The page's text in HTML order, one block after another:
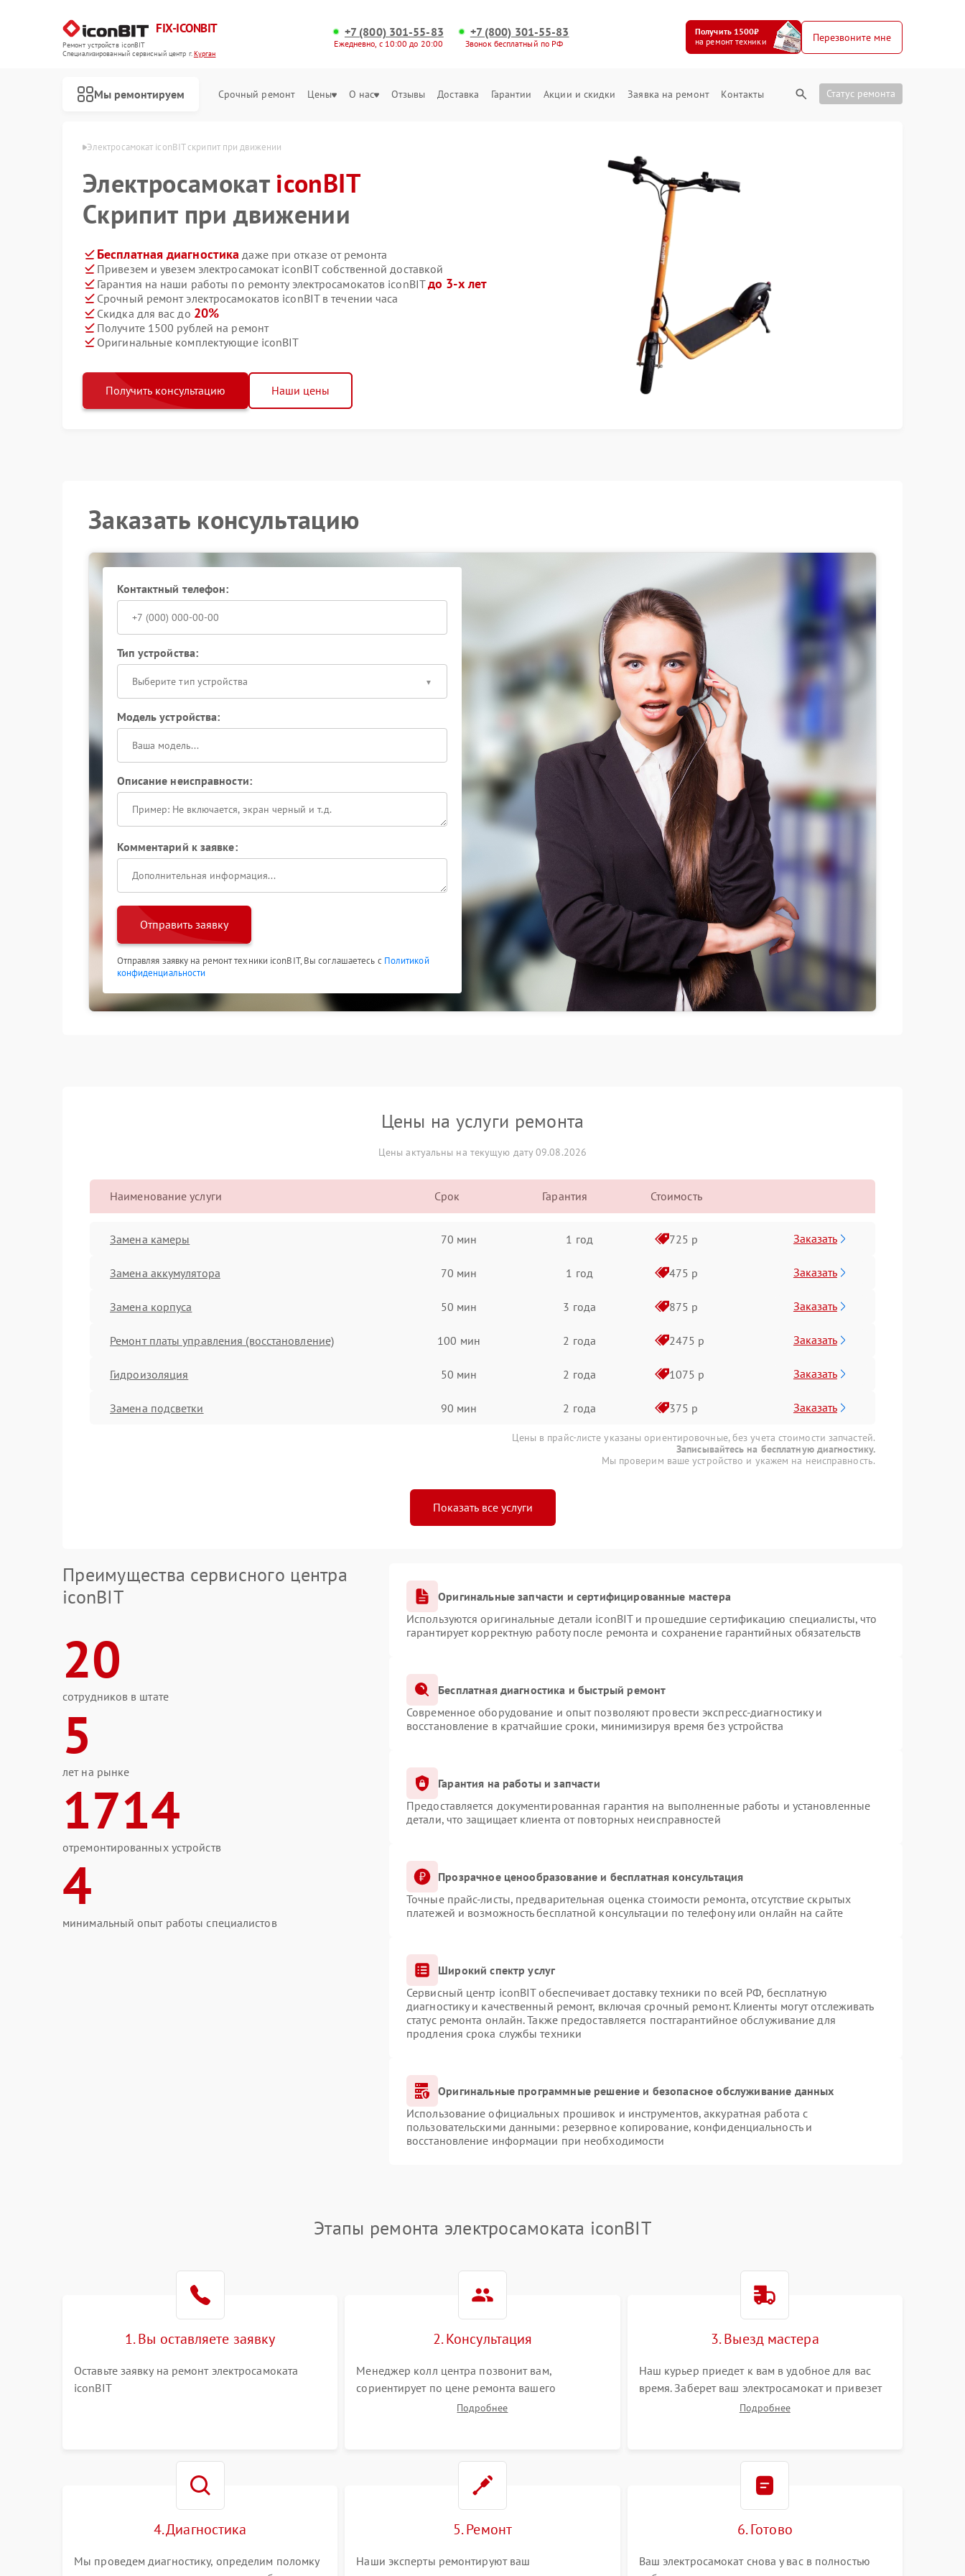
FIX-ICONBIT
Ремонт устройств iconBIT
Специализированный cервисный центр г.Курган
+7 (800) 301-55-83
Ежедневно, с 10:00 до 20:00
+7 (800) 301-55-83
Звонок бесплатный по РФ
Получить 1500₽
на ремонт техники
Перезвоните мне
Мы ремонтируем Срочный ремонт Цены О нас Отзывы Доставка Гарантии Акции и скидки Заявка на ремонт Контакты Статус ремонта
Электросамокат iconBIT скрипит при движении
ЭлектросамокатiconBIT
Скрипит при движении
Бесплатная диагностика даже при отказе от ремонта
Привезем и увезем электросамокат iconBIT собственной доставкой
Гарантия на наши работы по ремонту электросамокатов iconBITдо 3-х лет
Срочный ремонт электросамокатов iconBIT в течении часа
Скидка для вас до 20%
Получите 1500 рублей на ремонт
Оригинальные комплектующие iconBIT
Получить консультацию Наши цены
Заказать консультацию
Контактный телефон:
Тип устройства:
Выберите тип устройства
Модель устройства:
Описание неисправности:
Комментарий к заявке:
Отправить заявку
Отправляя заявку на ремонт техники iconBIT, Вы соглашаетесь с Политикой
конфиденциальности
Цены на услуги ремонта
Цены актуальны на текущую дату 09.08.2026
Наименование услуги Срок Гарантия Стоимость
Замена камеры 70 мин 1 год 725 р Заказать
Замена аккумулятора 70 мин 1 год 475 р Заказать
Замена корпуса 50 мин 3 года 875 р Заказать
Ремонт платы управления (восстановление) 100 мин 2 года 2475 р Заказать
Гидроизоляция 50 мин 2 года 1075 р Заказать
Замена подсветки 90 мин 2 года 375 р Заказать
Цены в прайс-листе указаны ориентировочные, без учета стоимости запчастей.
Записывайтесь на бесплатную диагностику.
Мы проверим ваше устройство и укажем на неисправность.
Показать все услуги
Преимущества сервисного центра
iconBIT
20
сотрудников в штате
5
лет на рынке
1714
отремонтированных устройств
4
минимальный опыт работы специалистов
Оригинальные запчасти и сертифицированные мастера
Используются оригинальные детали iconBIT и прошедшие сертификацию специалисты, что
гарантирует корректную работу после ремонта и сохранение гарантийных обязательств
Бесплатная диагностика и быстрый ремонт
Современное оборудование и опыт позволяют провести экспресс-диагностику и
восстановление в кратчайшие сроки, минимизируя время без устройства
Гарантия на работы и запчасти
Предоставляется документированная гарантия на выполненные работы и установленные
детали, что защищает клиента от повторных неисправностей
Прозрачное ценообразование и бесплатная консультация
Точные прайс-листы, предварительная оценка стоимости ремонта, отсутствие скрытых
платежей и возможность бесплатной консультации по телефону или онлайн на сайте
Широкий спектр услуг
Сервисный центр iconBIT обеспечивает доставку техники по всей РФ, бесплатную
диагностику и качественный ремонт, включая срочный ремонт. Клиенты могут отслеживать
статус ремонта онлайн. Также предоставляется постгарантийное обслуживание для
продления срока службы техники
Оригинальные программные решение и безопасное обслуживание данных
Использование официальных прошивок и инструментов, аккуратная работа с
пользовательскими данными: резервное копирование, конфиденциальность и
восстановление информации при необходимости
Этапы ремонта электросамоката iconBIT
1. Вы оставляете заявку
Оставьте заявку на ремонт электросамоката
iconBIT
2. Консультация
Менеджер колл центра позвонит вам,
сориентирует по цене ремонта вашего
электросамоката а также ответит на все ваши
Подробнее
3. Выезд мастера
Наш курьер приедет к вам в удобное для вас
время. Заберет ваш электросамокат и привезет
на склад для диагностики.
Подробнее
4. Диагностика
Мы проведем диагностику, определим поломку
5. Ремонт
Наши эксперты ремонтируют ваш
6. Готово
Ваш электросамокат снова у вас в полностью